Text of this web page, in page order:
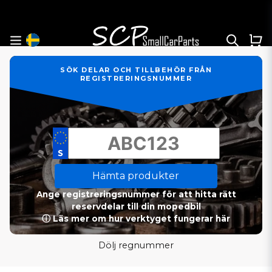
SÖK DELAR OCH TILLBEHÖR FRÅN
REGISTRERINGSNUMMER
Hämta produkter
Ange registreringsnummer för att hitta rätt
reservdelar till din mopedbil
ⓘ Läs mer om hur verktyget fungerar här
Dölj regnummer